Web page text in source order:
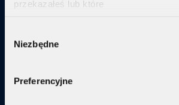
przekazałeś lub które
Selection
Niezbędne
Preferencyjne
Internet + telewizja